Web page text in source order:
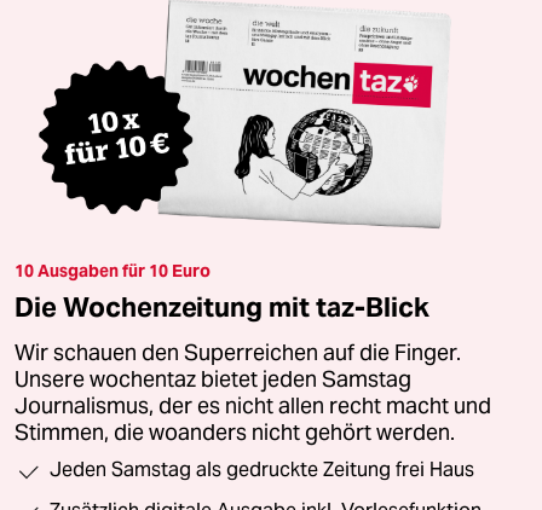
10 Ausgaben für 10 Euro
Die Wochenzeitung mit taz-Blick
Wir schauen den Superreichen auf die Finger.
Unsere wochentaz bietet jeden Samstag
Journalismus, der es nicht allen recht macht und
Stimmen, die woanders nicht gehört werden.
Jeden Samstag als gedruckte Zeitung frei Haus